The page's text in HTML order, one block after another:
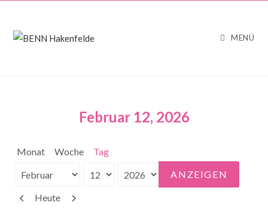
MENÜ
Februar 12, 2026
Monat Woche Tag
Monat
Tag
Jahr
Zurück
Heute Weiter